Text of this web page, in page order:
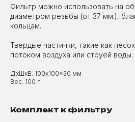
Фильтр можно использовать на
диаметром резьбы (от 37 мм.),
кольцам.
Твердые частички, такие как
потоком воздуха или струей воды.
ДxШxВ: 100x100x30 мм
Вес: 100 г
Комплект к фильтру